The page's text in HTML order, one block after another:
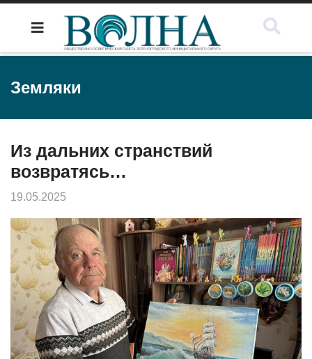
Земляки
Из дальних странствий
возвратясь…
19.05.2025